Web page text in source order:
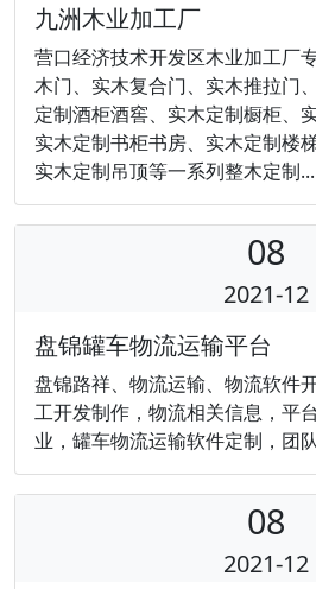
九洲木业加工厂
营口经济技术开发区木业加工厂
木门、实木复合门、实木推拉门
定制酒柜酒窖、实木定制橱柜、
实木定制书柜书房、实木定制楼
实木定制吊顶等一系列整木定制
08
2021-12
盘锦罐车物流运输平台
盘锦路祥、物流运输、物流软件
工开发制作，物流相关信息，平
业，罐车物流运输软件定制，团
08
2021-12